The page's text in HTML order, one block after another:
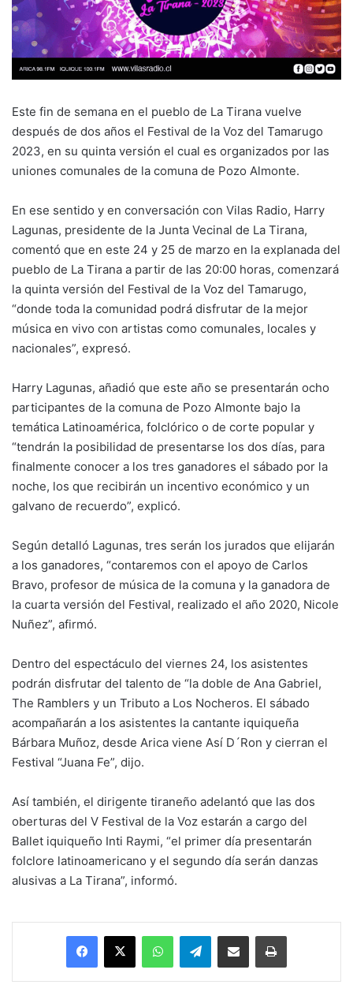
Este fin de semana en el pueblo de La Tirana vuelve
después de dos años el Festival de la Voz del Tamarugo
2023, en su quinta versión el cual es organizados por las
uniones comunales de la comuna de Pozo Almonte.
En ese sentido y en conversación con Vilas Radio, Harry
Lagunas, presidente de la Junta Vecinal de La Tirana,
comentó que en este 24 y 25 de marzo en la explanada del
pueblo de La Tirana a partir de las 20:00 horas, comenzará
la quinta versión del Festival de la Voz del Tamarugo,
“donde toda la comunidad podrá disfrutar de la mejor
música en vivo con artistas como comunales, locales y
nacionales”, expresó.
Harry Lagunas, añadió que este año se presentarán ocho
participantes de la comuna de Pozo Almonte bajo la
temática Latinoamérica, folclórico o de corte popular y
“tendrán la posibilidad de presentarse los dos días, para
finalmente conocer a los tres ganadores el sábado por la
noche, los que recibirán un incentivo económico y un
galvano de recuerdo”, explicó.
Según detalló Lagunas, tres serán los jurados que elijarán
a los ganadores, “contaremos con el apoyo de Carlos
Bravo, profesor de música de la comuna y la ganadora de
la cuarta versión del Festival, realizado el año 2020, Nicole
Nuñez”, afirmó.
Dentro del espectáculo del viernes 24, los asistentes
podrán disfrutar del talento de “la doble de Ana Gabriel,
The Ramblers y un Tributo a Los Nocheros. El sábado
acompañarán a los asistentes la cantante iquiqueña
Bárbara Muñoz, desde Arica viene Así D´Ron y cierran el
Festival “Juana Fe”, dijo.
Así también, el dirigente tiraneño adelantó que las dos
oberturas del V Festival de la Voz estarán a cargo del
Ballet iquiqueño Inti Raymi, “el primer día presentarán
folclore latinoamericano y el segundo día serán danzas
alusivas a La Tirana”, informó.
Facebook
X WhatsAppTelegramEnviar vía email Imprimir